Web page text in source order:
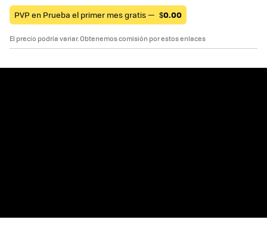
PVP en Prueba el primer mes gratis — $0.00
El precio podría variar. Obtenemos comisión por estos enlaces